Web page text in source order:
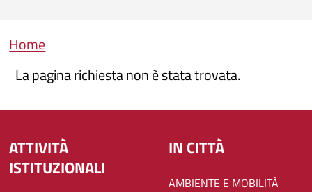
Briciole di pane
Home
La pagina richiesta non è stata trovata.
ATTIVITÀ
ISTITUZIONALI
IN CITTÀ
AMBIENTE E MOBILITÀ